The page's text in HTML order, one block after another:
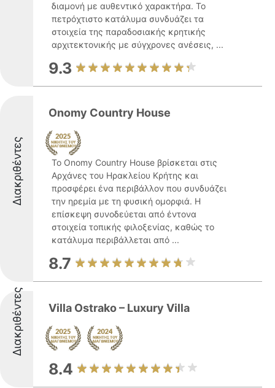
διαμονή με αυθεντικό χαρακτήρα. Το
πετρόχτιστο κατάλυμα συνδυάζει τα
στοιχεία της παραδοσιακής κρητικής
αρχιτεκτονικής με σύγχρονες ανέσεις, ...
9.3
Διακριθέντες
Onomy Country House
Το Onomy Country House βρίσκεται στις
Αρχάνες του Ηρακλείου Κρήτης και
προσφέρει ένα περιβάλλον που συνδυάζει
την ηρεμία με τη φυσική ομορφιά. Η
επίσκεψη συνοδεύεται από έντονα
στοιχεία τοπικής φιλοξενίας, καθώς το
κατάλυμα περιβάλλεται από ...
8.7
Διακριθέντες Villa Ostrako – Luxury Villa
8.4